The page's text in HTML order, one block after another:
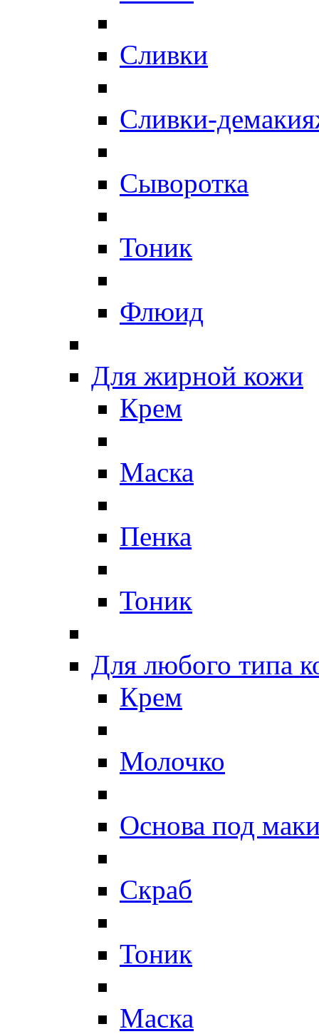
Сливки
Сливки-
Сыворотка
Тоник
Флюид
Для жирной кожи
Крем
Маска
Пенка
Тоник
Для любого типа
Крем
Молочко
Основа под
Скраб
Тоник
Маска